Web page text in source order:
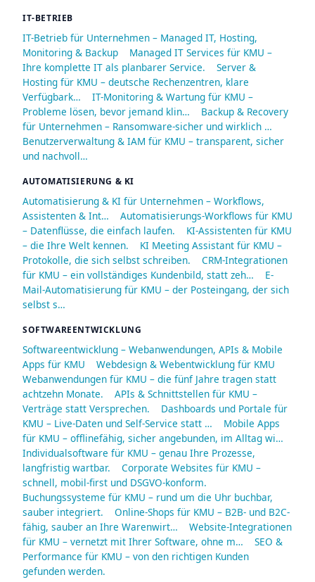
IT-BETRIEB
IT-Betrieb für Unternehmen – Managed IT, Hosting,
Monitoring & Backup
Managed IT Services für KMU –
Ihre komplette IT als planbarer Service.
Server &
Hosting für KMU – deutsche Rechenzentren, klare
Verfügbark…
IT-Monitoring & Wartung für KMU –
Probleme lösen, bevor jemand klin…
Backup & Recovery
für Unternehmen – Ransomware-sicher und wirklich …
Benutzerverwaltung & IAM für KMU – transparent, sicher
und nachvoll…
AUTOMATISIERUNG & KI
Automatisierung & KI für Unternehmen – Workflows,
Assistenten & Int…
Automatisierungs-Workflows für KMU
– Datenflüsse, die einfach laufen.
KI-Assistenten für KMU
– die Ihre Welt kennen.
KI Meeting Assistant für KMU –
Protokolle, die sich selbst schreiben.
CRM-Integrationen
für KMU – ein vollständiges Kundenbild, statt zeh…
E-
Mail-Automatisierung für KMU – der Posteingang, der sich
selbst s…
SOFTWAREENTWICKLUNG
Softwareentwicklung – Webanwendungen, APIs & Mobile
Apps für KMU
Webdesign & Webentwicklung für KMU
Webanwendungen für KMU – die fünf Jahre tragen statt
achtzehn Monate.
APIs & Schnittstellen für KMU –
Verträge statt Versprechen.
Dashboards und Portale für
KMU – Live-Daten und Self-Service statt …
Mobile Apps
für KMU – offlinefähig, sicher angebunden, im Alltag wi…
Individualsoftware für KMU – genau Ihre Prozesse,
langfristig wartbar.
Corporate Websites für KMU –
schnell, mobil-first und DSGVO-konform.
Buchungssysteme für KMU – rund um die Uhr buchbar,
sauber integriert.
Online-Shops für KMU – B2B- und B2C-
fähig, sauber an Ihre Warenwirt…
Website-Integrationen
für KMU – vernetzt mit Ihrer Software, ohne m…
SEO &
Performance für KMU – von den richtigen Kunden
gefunden werden.